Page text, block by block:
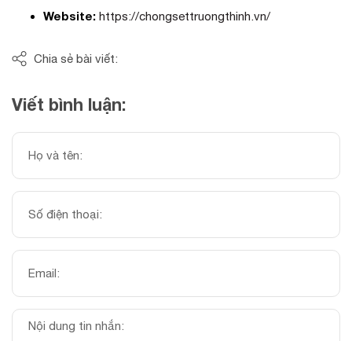
Website: https://chongsettruongthinh.vn/
Chia sẻ bài viết:
Viết bình luận: